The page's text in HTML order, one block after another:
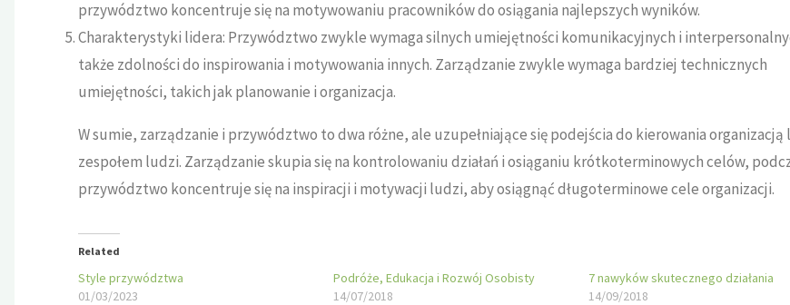
przywództwo koncentruje się na motywowaniu pracowników do osiągania najlepszych wyników.
Charakterystyki lidera: Przywództwo zwykle wymaga silnych umiejętności komunikacyjnych i
także zdolności do inspirowania i motywowania innych. Zarządzanie zwykle wymaga bardziej technicznych
umiejętności, takich jak planowanie i organizacja.
W sumie, zarządzanie i przywództwo to dwa różne, ale uzupełniające się podejścia do kierowania organizacją
zespołem ludzi. Zarządzanie skupia się na kontrolowaniu działań i osiąganiu krótkoterminowych celów,
przywództwo koncentruje się na inspiracji i motywacji ludzi, aby osiągnąć długoterminowe cele organizacji.
Related
Style przywództwa
01/03/2023
Podróże, Edukacja i Rozwój Osobisty
14/07/2018
7 nawyków skutecznego działania
14/09/2018